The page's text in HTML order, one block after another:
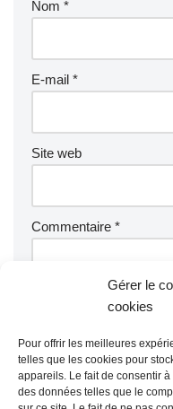
Gérer le
cookies
Pour offrir les meilleures
telles que les cookies pour
appareils. Le fait de consentir
des données telles que le
Nom *
E-mail *
Site web
Commentaire *